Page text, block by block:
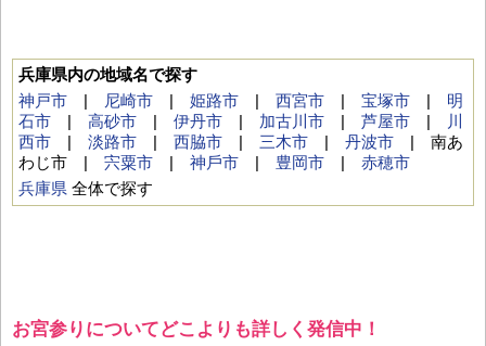
兵庫県内の地域名で探す
神戸市 | 尼崎市 | 姫路市 | 西宮市 | 宝塚市 | 明
石市 | 高砂市 | 伊丹市 | 加古川市 | 芦屋市 |
川
西市 | 淡路市 | 西脇市 | 三木市 | 丹波市 | 南あ
わじ市 | 宍粟市 | 神⼾市 | 豊岡市 | 赤穂市
兵庫県 全体で探す
お宮参りについてどこよりも詳しく発信中！